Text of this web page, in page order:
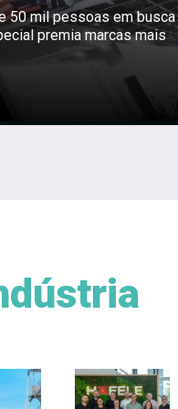
50 mil pessoas em
premia marcas mais